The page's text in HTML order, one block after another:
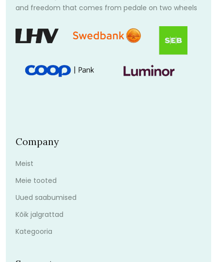
and freedom that comes from pedale on two wheels
Company
Meist
Meie tooted
Uued saabumised
Kõik jalgrattad
Kategooria